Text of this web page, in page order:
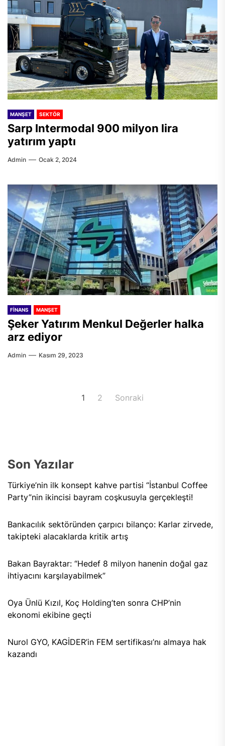
MANŞET SEKTÖR
Sarp Intermodal 900 milyon lira
yatırım yaptı
Admin Ocak 2, 2024
FINANS MANŞET
Şeker Yatırım Menkul Değerler halka
arz ediyor
Admin Kasım 29, 2023
1 2 Sonraki
Son Yazılar
Türkiye’nin ilk konsept kahve partisi “İstanbul Coffee
Party”nin ikincisi bayram coşkusuyla gerçekleşti!
Bankacılık sektöründen çarpıcı bilanço: Karlar zirvede,
takipteki alacaklarda kritik artış
Bakan Bayraktar: “Hedef 8 milyon hanenin doğal gaz
ihtiyacını karşılayabilmek”
Oya Ünlü Kızıl, Koç Holding’ten sonra CHP’nin
ekonomi ekibine geçti
Nurol GYO, KAGİDER’in FEM sertifikası’nı almaya hak
kazandı